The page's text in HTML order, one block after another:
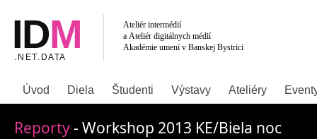
Úvod Diela Študenti Výstavy Ateliéry
Reporty- Workshop 2013 KE/Biela noc